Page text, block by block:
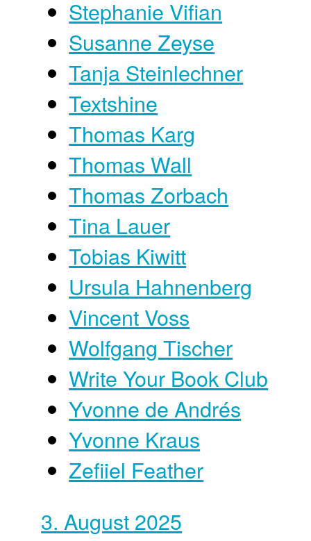
Stephanie Vifian
Susanne Zeyse
Tanja Steinlechner
Textshine
Thomas Karg
Thomas Wall
Thomas Zorbach
Tina Lauer
Tobias Kiwitt
Ursula Hahnenberg
Vincent Voss
Wolfgang Tischer
Write Your Book Club
Yvonne de Andrés
Yvonne Kraus
Zefiiel Feather
3. August 2025